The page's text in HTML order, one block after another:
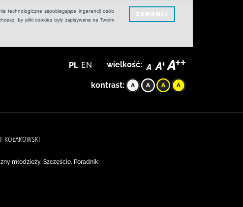
technologiczne zapobiegające ingerencji osób
by pliki cookies były zapisywane na Twoim
ZAMKNIJ
PL EN wielkość:
kontrast:
KOŁAKOWSKI
młodzieży, Szczęście, Poradnik